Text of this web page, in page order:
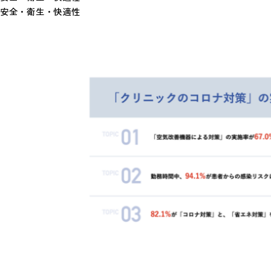
安全・衛生・快適性